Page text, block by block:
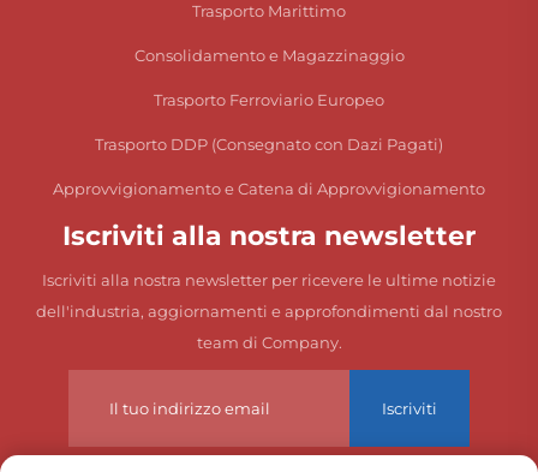
Trasporto Marittimo
Consolidamento e Magazzinaggio
Trasporto Ferroviario Europeo
Trasporto DDP (Consegnato con Dazi Pagati)
Approvvigionamento e Catena di Approvvigionamento
Iscriviti alla nostra newsletter
Iscriviti alla nostra newsletter per ricevere le ultime notizie
dell'industria, aggiornamenti e approfondimenti dal nostro
team di Company.
Iscriviti